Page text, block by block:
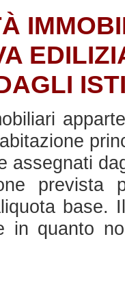
assegnati
prevista
in quanto